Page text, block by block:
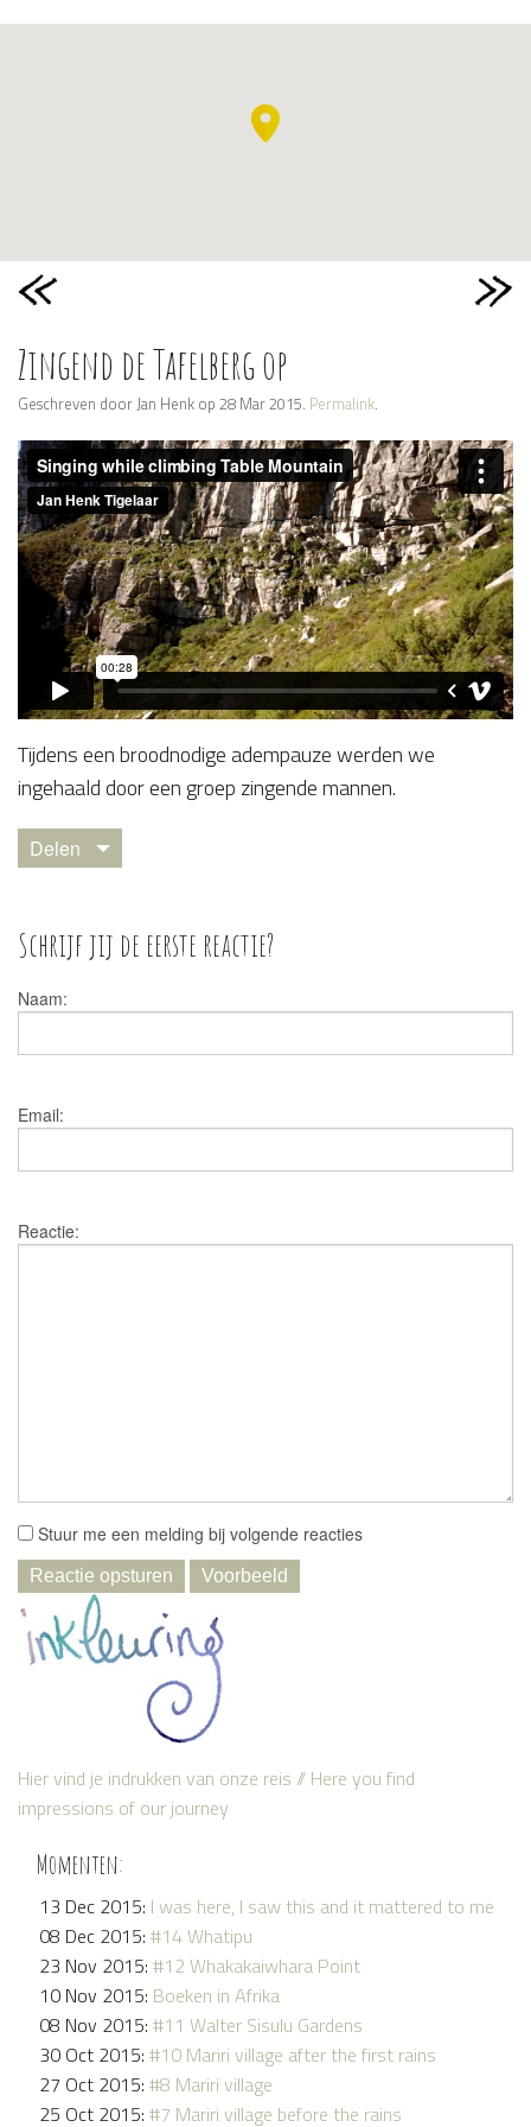
Zingend de Tafelberg op
Geschreven door Jan Henk op 28 Mar 2015. Permalink.
​Tijdens een broodnodige adempauze werden we
ingehaald door een groep zingende mannen.
Delen
Schrijf jij de eerste reactie?
Naam:
Email:
Reactie:
Stuur me een melding bij volgende reacties
Hier vind je indrukken van onze reis // Here you find
impressions of our journey
Momenten:
13 Dec 2015: I was here, I saw this and it mattered to me
08 Dec 2015: #14 Whatipu
23 Nov 2015: #12 Whakakaiwhara Point
10 Nov 2015: Boeken in Afrika
08 Nov 2015: #11 Walter Sisulu Gardens
30 Oct 2015: #10 Mariri village after the first rains
27 Oct 2015: #8 Mariri village
25 Oct 2015: #7 Mariri village before the rains